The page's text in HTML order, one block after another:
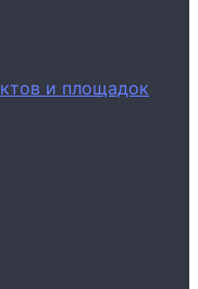
и площадок